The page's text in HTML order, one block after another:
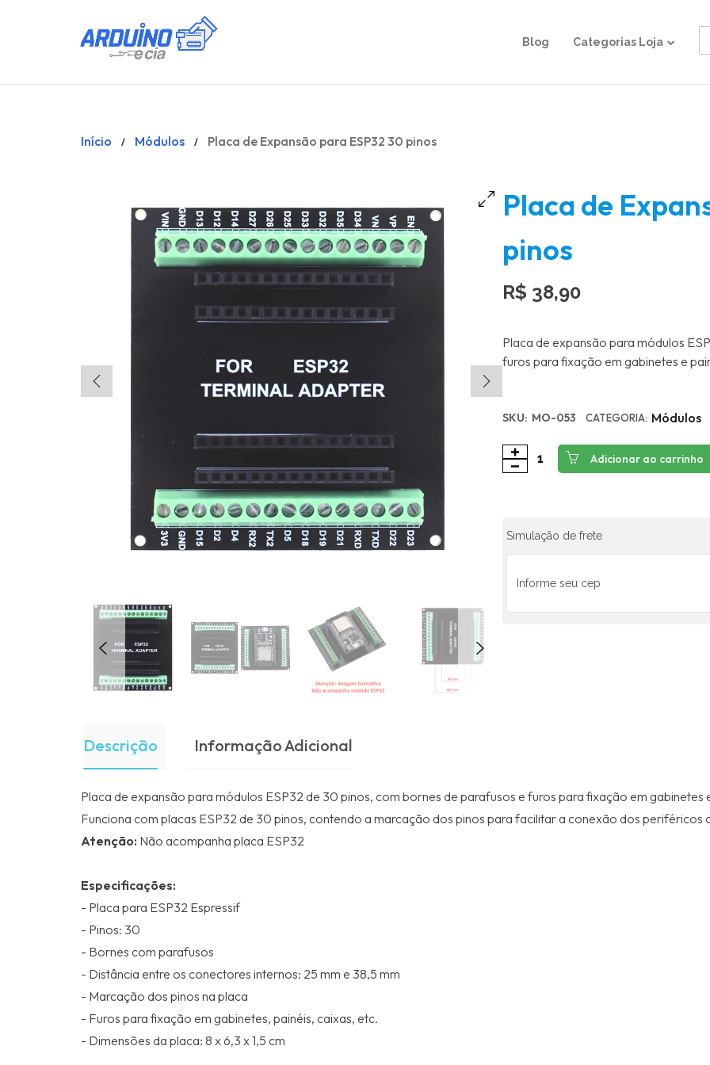
Blog Categorias Loja
Início / Módulos / Placa de Expansão para ESP32 30 pinos
Placa de
pinos
R$ 38,90
Placa de expansão para módulos
furos para fixação em gabinetes e
SKU: MO-053 CATEGORIA: Módulos
Adicionar ao carrinho
Simulação de frete
Descrição Informação Adicional
Placa de expansão para módulos ESP32 de 30 pinos, com bornes de parafusos e furos para fixação em gabinetes
Funciona com placas ESP32 de 30 pinos, contendo a marcação dos pinos para facilitar a conexão dos periféricos
Atenção: Não acompanha placa ESP32
Especificações:
- Placa para ESP32 Espressif
- Pinos: 30
- Bornes com parafusos
- Distância entre os conectores internos: 25 mm e 38,5 mm
- Marcação dos pinos na placa
- Furos para fixação em gabinetes, painéis, caixas, etc.
- Dimensões da placa: 8 x 6,3 x 1,5 cm